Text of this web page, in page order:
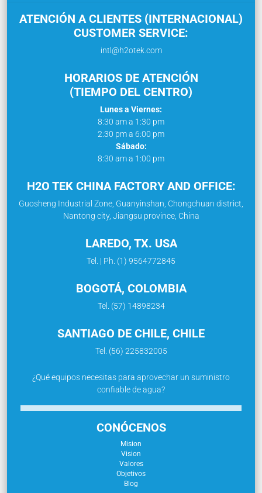
ATENCIÓN A CLIENTES (INTERNACIONAL)
CUSTOMER SERVICE:
intl@h2otek.com
HORARIOS DE ATENCIÓN
(TIEMPO DEL CENTRO)
Lunes a Viernes:
8:30 am a 1:30 pm
2:30 pm a 6:00 pm
Sábado:
8:30 am a 1:00 pm
H2O TEK CHINA FACTORY AND OFFICE:
Guosheng Industrial Zone, Guanyinshan, Chongchuan district,
Nantong city, Jiangsu province, China
LAREDO, TX. USA
Tel. | Ph. (1) 9564772845
BOGOTÁ, COLOMBIA
Tel. (57) 14898234
SANTIAGO DE CHILE, CHILE
Tel. (56) 225832005
¿Qué equipos necesitas para aprovechar un suministro
confiable de agua?
CONÓCENOS
Mision
Vision
Valores
Objetivos
Blog